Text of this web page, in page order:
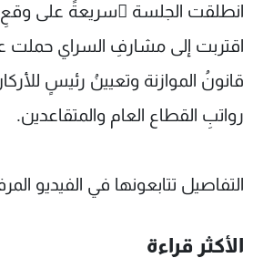
انطلقت الجلسة ُسريعةً على وقعِ
اقتربت إلى مشارفِ السراي حملت
قانونُ الموازنة وتعيينُ رئيسٍ
رواتبِ القطاع العام والمتقاعدين.
التفاصيل تتابعونها في الفيديو
الأكثر قراءة
الترددات
عن MTV
لاعلاناتكم
وظائف
تواصل معنا
شروط